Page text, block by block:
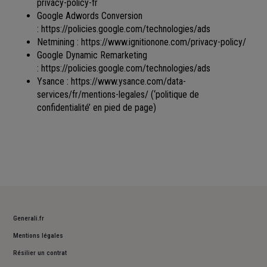
privacy-policy-fr
Google Adwords Conversion
: https://policies.google.com/technologies/ads
Netmining : https://www.ignitionone.com/privacy-policy/
Google Dynamic Remarketing
: https://policies.google.com/technologies/ads
Ysance : https://www.ysance.com/data-
services/fr/mentions-legales/ (‘politique de
confidentialité’ en pied de page)
Generali.fr
Mentions légales
Résilier un contrat